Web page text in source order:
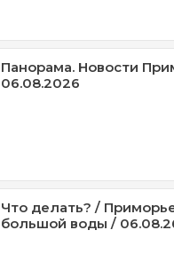
Панорама. Новости
06.08.2026
Что делать? /
большой воды /